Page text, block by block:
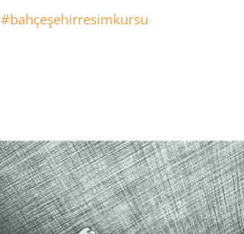
#bahçeşehirresimkursu